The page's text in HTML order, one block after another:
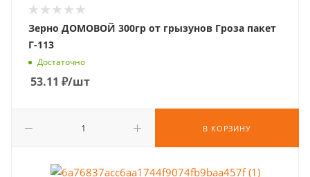
Зерно ДОМОВОЙ 300гр от грызунов Гроза пакет
Г-113
Достаточно
53.11 ₽/шт
В КОРЗИНУ